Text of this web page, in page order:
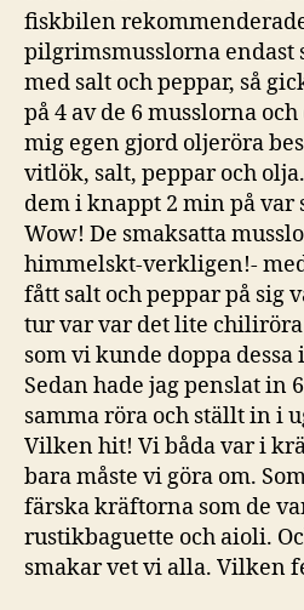
fiskbilen
pilgrimsmusslorna endast
med salt och peppar, så
på 4 av de 6 musslorna
mig egen gjord oljeröra
vitlök, salt, peppar och
dem i knappt 2 min på var
Wow! De smaksatta
himmelskt-verkligen!-
fått salt och peppar på sig
tur var var det lite
som vi kunde doppa
Sedan hade jag penslat in
samma röra och ställt in i
Vilken hit! Vi båda var i
bara måste vi göra om.
färska kräftorna som de
rustikbaguette och aioli.
smakar vet vi alla. Vilken